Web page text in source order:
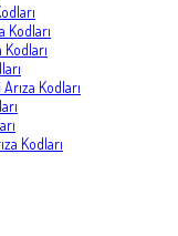
Kodları
Kodları
Kodları